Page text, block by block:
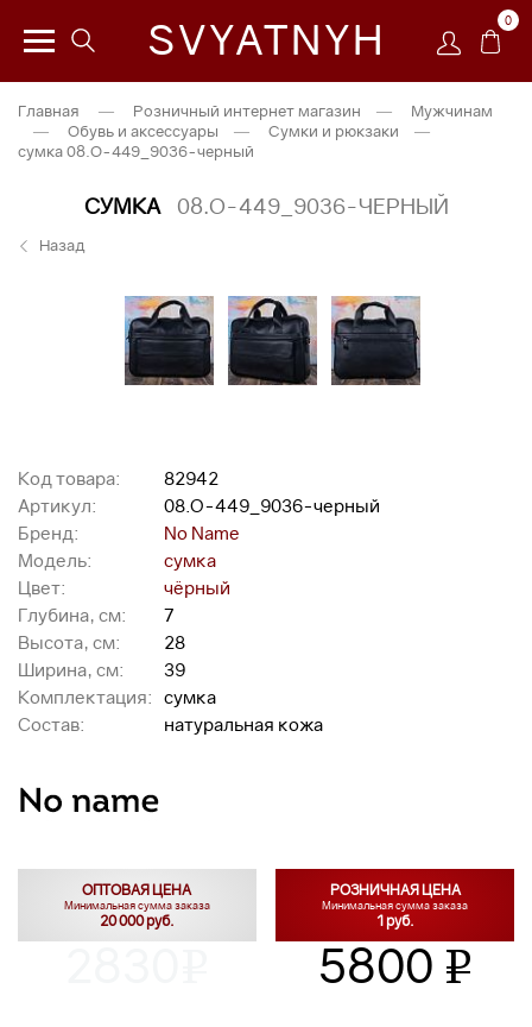
SVYATNYH 0
Главная — Розничный интернет магазин —
Мужчинам
—
Обувь и аксессуары — Сумки и рюкзаки
—
сумка 08.O-449_9036-черный
СУМКА 08.O-449_9036-ЧЕРНЫЙ
Назад
Код товара:
82942
Артикул:
08.O-449_9036-черный
Бренд:
No Name
Модель:
сумка
Цвет:
чёрный
Глубина, см:
7
Высота, см:
28
Ширина, см:
39
Комплектация:
сумка
Состав:
натуральная кожа
ОПТОВАЯ ЦЕНА
Минимальная сумма заказа
20 000 руб.
РОЗНИЧНАЯ ЦЕНА
Минимальная сумма заказа
1 руб.
5800 v